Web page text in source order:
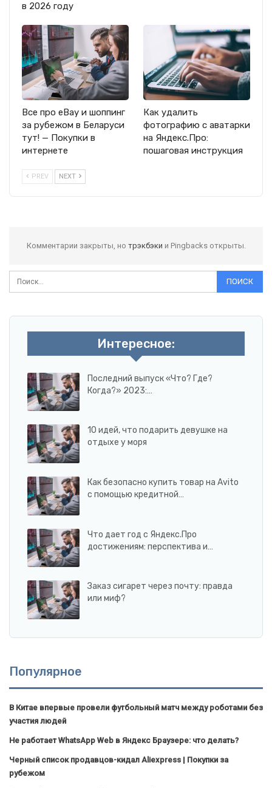
в 2026 году
Все про eBay и шоппинг
за рубежом в Беларуси
тут! — Покупки в
интернете
Как удалить
фотографию с аватарки
на Яндекс.Про:
пошаговая инструкция
PREV NEXT
Комментарии закрыты, но трэкбэки и Pingbacks открыты.
Интересное:
Последний выпуск «Что? Где?
Когда?» 2023:…
10 идей, что подарить девушке на
отдыхе у моря
Как безопасно купить товар на Avito
с помощью кредитной…
Что дает год с Яндекс.Про
достижениям: перспектива и…
Заказ сигарет через почту: правда
или миф?
Популярное
В Китае впервые провели футбольный матч между роботами без
участия людей
Не работает WhatsApp Web в Яндекс Браузере: что делать?
Черный список продавцов-кидал Aliexpress | Покупки за
рубежом